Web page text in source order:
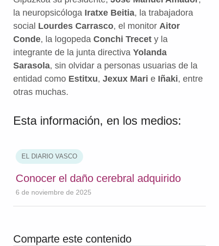
la neuropsicóloga Iratxe Beitia, la trabajadora
social Lourdes Carrasco, el monitor Aitor
Conde, la logopeda Conchi Trecety la
integrante de la junta directiva Yolanda
Sarasola, sin olvidar a personas usuarias de la
entidad como Estitxu, Jexux Mari e Iñaki, entre
otras muchas.
Esta información, en los medios:
EL DIARIO VASCO
Conocer el daño cerebral adquirido
6 de noviembre de 2025
Volver a la navegación principal
Comparte este contenido